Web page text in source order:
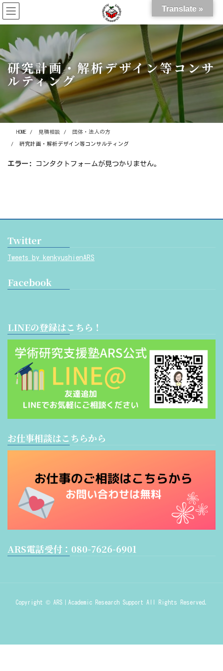
コ
ン
テ
ツ
に
ナ
ビ
ゲ
シ
ョ
研究計画・解析デザイン等コンサ
ルティング
HOME 見積相談 団体・法人の方
研究計画・解析デザイン等コンサルティング
エラー: コンタクトフォームが見つかりません。
Twitter
Tweets by kenkyushienARS
Facebook
LINEの登録はこちら！
お仕事相談はこちらから
ARS電話受付：080-7626-6901
Copyright © ARS｜Academic Research Support All Rights Reserved.
Translate »